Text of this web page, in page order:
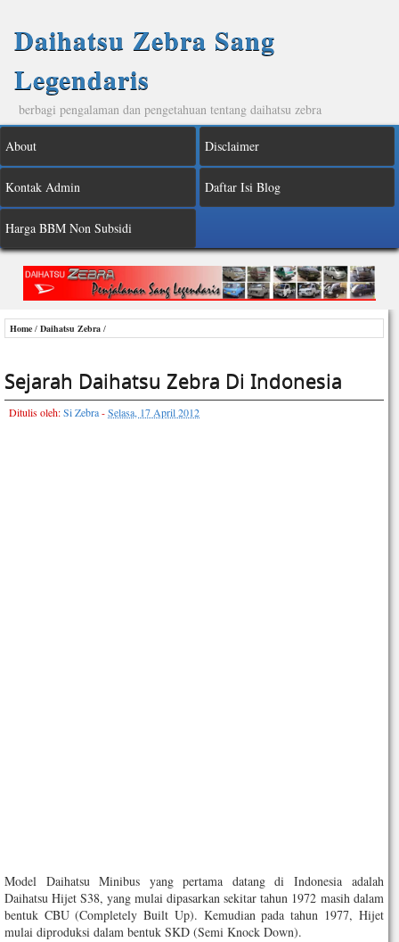
Daihatsu Zebra Sang
Legendaris
berbagi pengalaman dan pengetahuan tentang daihatsu zebra
About Disclaimer
Kontak Admin Daftar Isi Blog
Harga BBM Non Subsidi
Home / Daihatsu Zebra /
Sejarah Daihatsu Zebra Di Indonesia
Ditulis oleh:Si Zebra-Selasa, 17 April 2012
Model Daihatsu Minibus yang pertama datang di Indonesia adalah
Daihatsu Hijet S38, yang mulai dipasarkan sekitar tahun 1972 masih dalam
bentuk CBU (Completely Built Up). Kemudian pada tahun 1977, Hijet
mulai diproduksi dalam bentuk SKD (Semi Knock Down).